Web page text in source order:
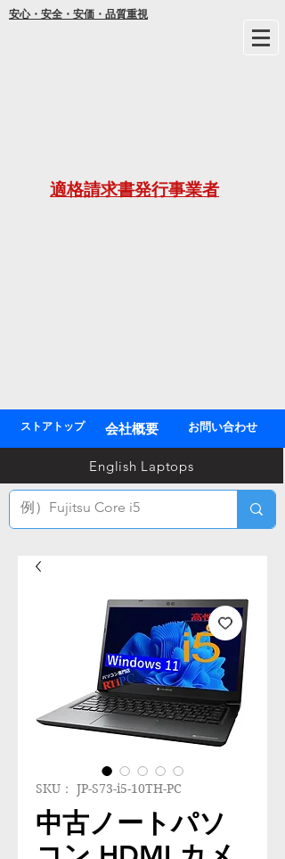
安心・安全・安価・品質重視
21
年間
適格請求書発行事業者
TEL
03
ストアトップ 会社概要 お問い合わせ
English Laptops
SKU： JP-S73-i5-10TH-PC
中古ノートパソ